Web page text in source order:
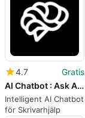
4.7
Gratis
AI Chatbot : Ask AI Chat Bot
Intelligent AI Chatbot
för Skrivarhjälp